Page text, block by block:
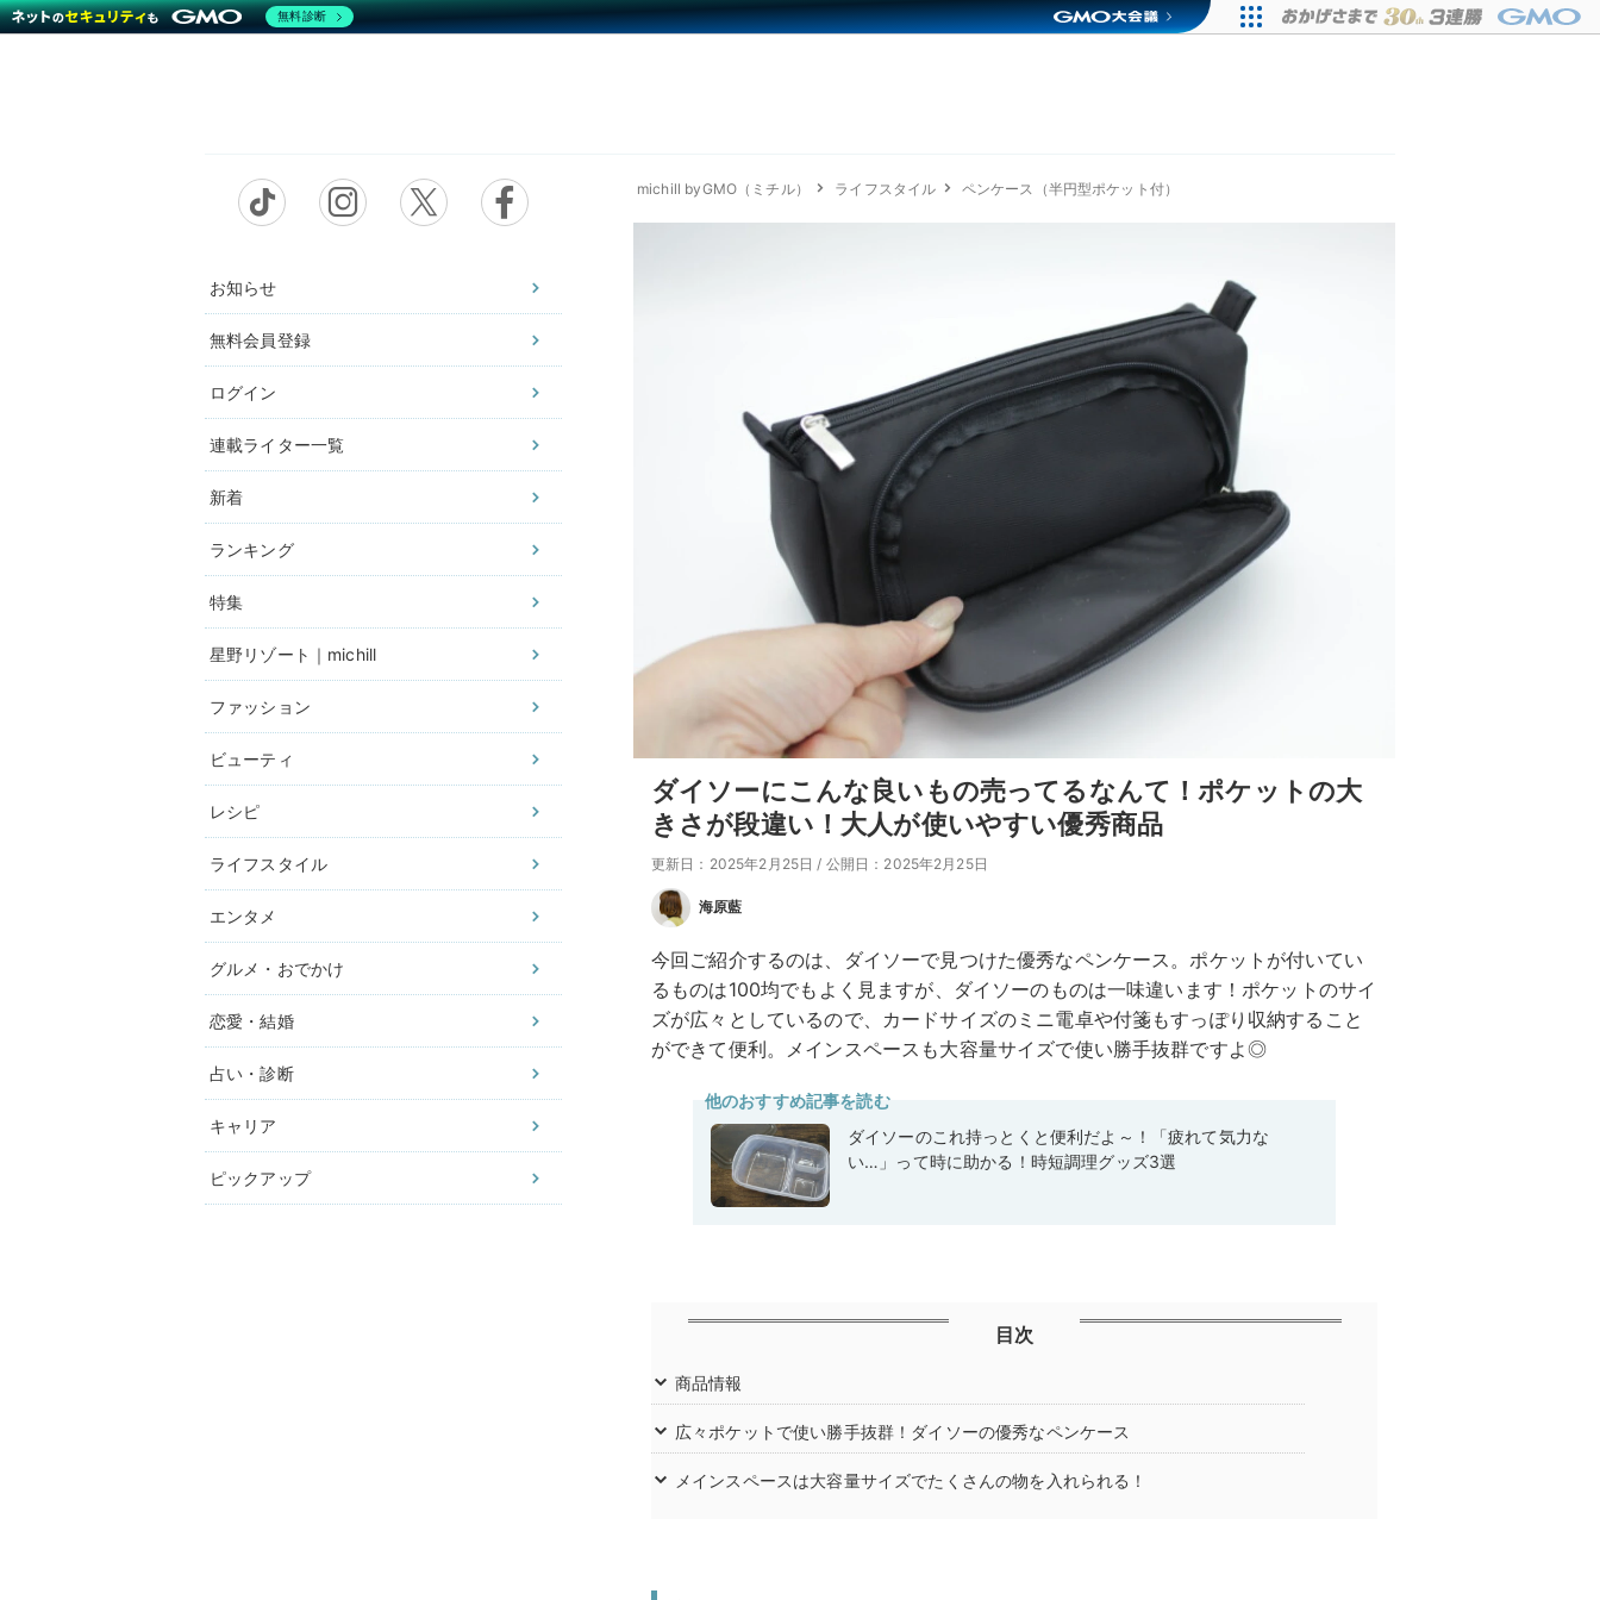
お知らせ
無料会員登録
ログイン
連載ライター一覧
新着
ランキング
特集
星野リゾート｜michill
ファッション
ビューティ
レシピ
ライフスタイル
エンタメ
グルメ・おでかけ
恋愛・結婚
占い・診断
キャリア
ピックアップ
michill byGMO（ミチル） ライフスタイル ペンケース（半円型ポケット付）
ダイソーにこんな良いもの売ってるなんて！ポケットの大
きさが段違い！大人が使いやすい優秀商品
更新日：2025年2月25日 / 公開日：2025年2月25日
海原藍
今回ご紹介するのは、ダイソーで見つけた優秀なペンケース。ポケットが付いてい
るものは100均でもよく見ますが、ダイソーのものは一味違います！ポケットのサイ
ズが広々としているので、カードサイズのミニ電卓や付箋もすっぽり収納すること
ができて便利。メインスペースも大容量サイズで使い勝手抜群ですよ◎
他のおすすめ記事を読む
ダイソーのこれ持っとくと便利だよ～！「疲れて気力な
い…」って時に助かる！時短調理グッズ3選
目次
商品情報
広々ポケットで使い勝手抜群！ダイソーの優秀なペンケース
メインスペースは大容量サイズでたくさんの物を入れられる！
無料診断